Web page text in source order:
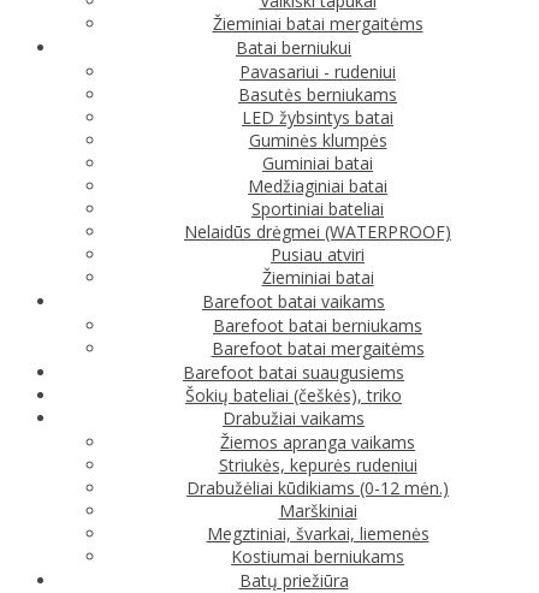
Žieminiai batai mergaitėms
Batai berniukui
Pavasariui - rudeniui
Basutės berniukams
LED žybsintys batai
Guminės klumpės
Guminiai batai
Medžiaginiai batai
Sportiniai bateliai
Nelaidūs drėgmei (WATERPROOF)
Pusiau atviri
Žieminiai batai
Barefoot batai vaikams
Barefoot batai berniukams
Barefoot batai mergaitėms
Barefoot batai suaugusiems
Šokių bateliai (češkės), triko
Drabužiai vaikams
Žiemos apranga vaikams
Striukės, kepurės rudeniui
Drabužėliai kūdikiams (0-12 mėn.)
Marškiniai
Megztiniai, švarkai, liemenės
Kostiumai berniukams
Batų priežiūra